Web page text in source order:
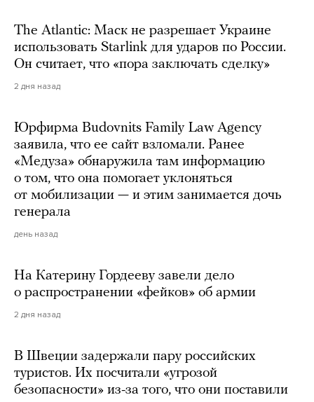
The Atlantic: Маск не разрешает Украине
использовать Starlink для ударов по России.
Он считает, что «пора заключать сделку»
2 дня назад
Юрфирма Budovnits Family Law Agency
заявила, что ее сайт взломали. Ранее
«Медуза» обнаружила там информацию
о том, что она помогает уклоняться
от мобилизации — и этим занимается дочь
генерала
день назад
На Катерину Гордееву завели дело
о распространении «фейков» об армии
2 дня назад
В Швеции задержали пару российских
туристов. Их посчитали «угрозой
безопасности» из-за того, что они поставили